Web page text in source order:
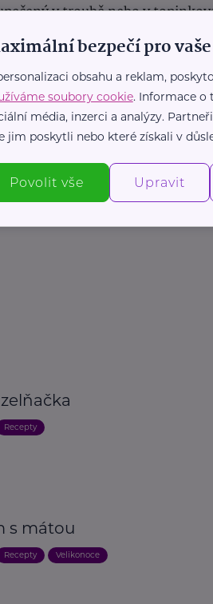
v troubě nebo v
a opražená slanina.
Recepty
s mátou
Recepty Velikonoce
bezpečí pro
obsahu a reklam,
soubory cookie. Informace o
média, inzerci a analýzy.
jim poskytli nebo které získali v
Povolit vše Upravit